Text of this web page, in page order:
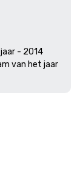
- 2014
van het jaar